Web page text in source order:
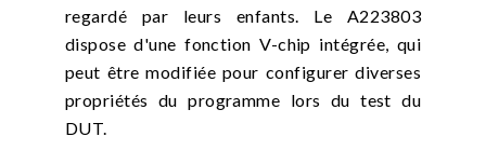
regardé par leurs enfants. Le A223803
dispose d'une fonction V-chip intégrée, qui
peut être modifiée pour configurer diverses
propriétés du programme lors du test du
DUT.